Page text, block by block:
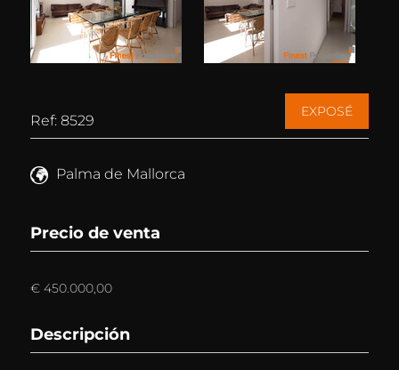
Ref: 8529
EXPOSÉ
Palma de Mallorca
Precio de venta
€ 450.000,00
Descripción